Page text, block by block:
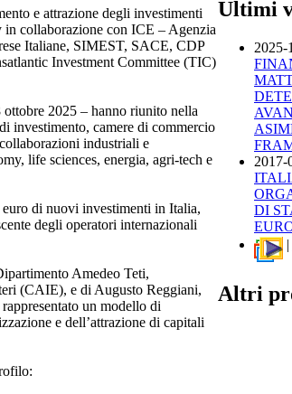
e attrazione degli investimenti
collaborazione con ICE – Agenzia
Italiane, SIMEST, SACE, CDP
Investment Committee (TIC)
2025 – hanno riunito nella
investimento, camere di commercio
industriali e
life sciences, energia, agri-tech e
di nuovi investimenti in Italia,
degli operatori internazionali
Amedeo Teti,
(CAIE), e di Augusto Reggiani,
un modello di
e dell’attrazione di capitali
Ultimi
2025-
2017-
DI
|
Altri